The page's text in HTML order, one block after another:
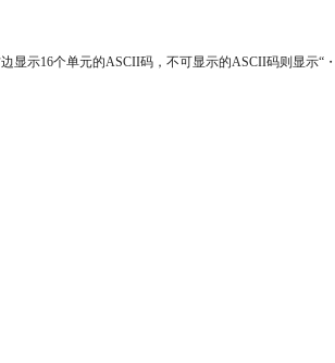
示16个单元的ASCII码，不可显示的ASCII码则显示